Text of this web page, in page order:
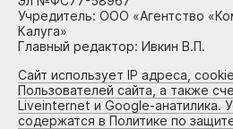
Учредитель: ООО «Агентство
Калуга»
Главный редактор: Ивкин В.П.
Сайт использует IP адреса,
Пользователей сайта, а также
Liveinternet и Google-анатилика.
содержатся в Политике по